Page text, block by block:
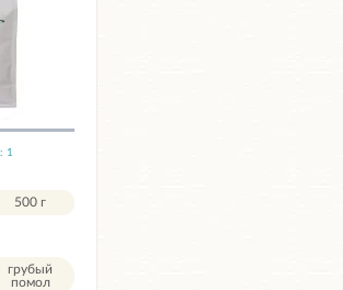
1
500 г
грубый
помол